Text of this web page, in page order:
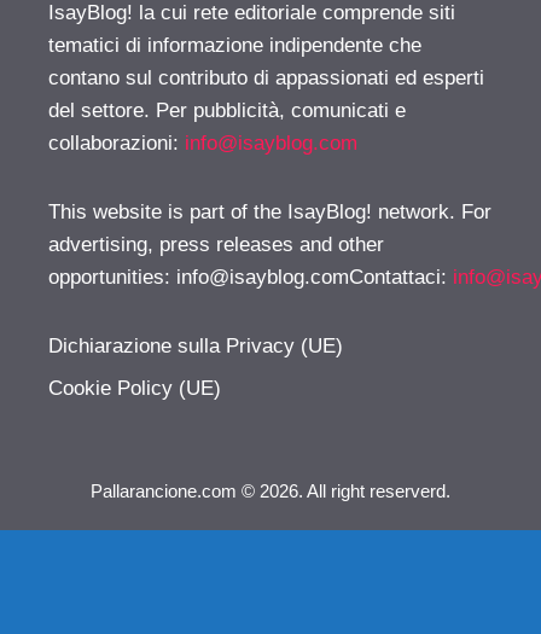
IsayBlog! la cui rete editoriale comprende siti
tematici di informazione indipendente che
contano sul contributo di appassionati ed esperti
del settore. Per pubblicità, comunicati e
collaborazioni: info@isayblog.com
This website is part of the IsayBlog! network. For
advertising, press releases and other
opportunities: info@isayblog.comContattaci:
Dichiarazione sulla Privacy (UE)
Cookie Policy (UE)
Pallarancione.com © 2026. All right reserverd.